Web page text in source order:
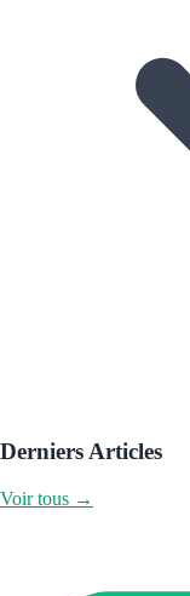
Derniers Articles
Voir tous →